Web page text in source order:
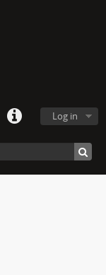
Log in
filmu a videoartu
of the Binary (Film)